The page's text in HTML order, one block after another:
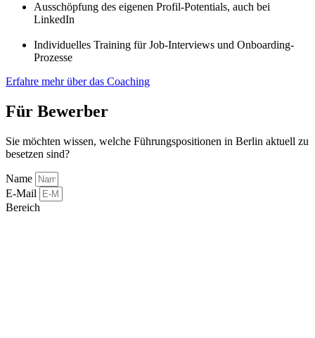
Ausschöpfung des eigenen Profil-Potentials, auch bei
LinkedIn
Individuelles Training für Job-Interviews und Onboarding-
Prozesse
Erfahre mehr über das Coaching
Für Bewerber
Sie möchten wissen, welche Führungspositionen in Berlin aktuell zu
besetzen sind?
Name
E-Mail
Bereich